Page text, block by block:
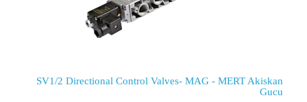
SV1/2 Directional Control Valves- MAG - MERT Akiskan
Gucu